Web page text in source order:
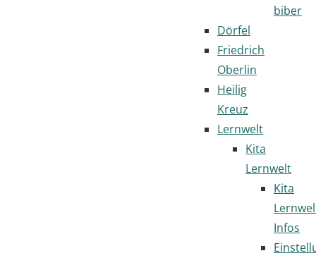
biber
Dörfel
Friedrich
Oberlin
Heilig
Kreuz
Lernwelt
Kita
Lernwelt
Kita
Infos